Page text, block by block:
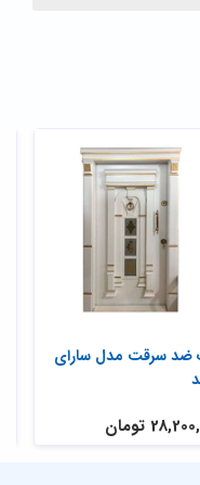
ضد سرقت مدل سارای
تومان